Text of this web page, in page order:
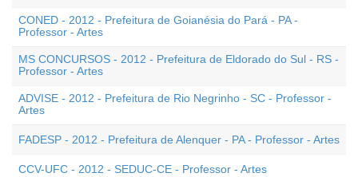
CONED - 2012 - Prefeitura de Goianésia do Pará - PA -
Professor - Artes
MS CONCURSOS - 2012 - Prefeitura de Eldorado do Sul - RS -
Professor - Artes
ADVISE - 2012 - Prefeitura de Rio Negrinho - SC - Professor -
Artes
FADESP - 2012 - Prefeitura de Alenquer - PA - Professor - Artes
CCV-UFC - 2012 - SEDUC-CE - Professor - Artes